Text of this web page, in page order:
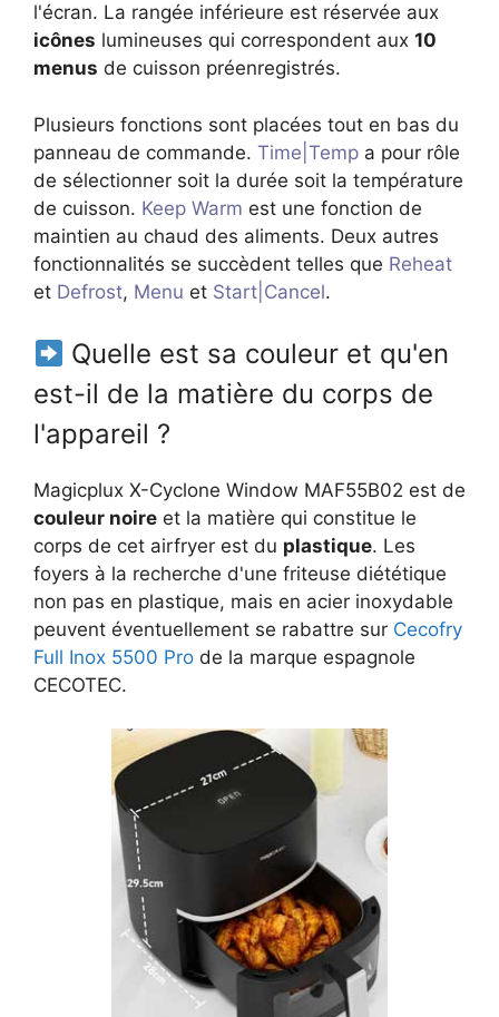
l'écran. La rangée inférieure est réservée aux
icônes lumineuses qui correspondent aux 10
menus de cuisson préenregistrés.
Plusieurs fonctions sont placées tout en bas du
panneau de commande. Time|Temp a pour rôle
de sélectionner soit la durée soit la température
de cuisson. Keep Warm est une fonction de
maintien au chaud des aliments. Deux autres
fonctionnalités se succèdent telles que Reheat
et Defrost, Menu et Start|Cancel.
Quelle est sa couleur et qu'en
est-il de la matière du corps de
l'appareil ?
Magicplux X-Cyclone Window MAF55B02 est de
couleur noire et la matière qui constitue le
corps de cet airfryer est du plastique. Les
foyers à la recherche d'une friteuse diététique
non pas en plastique, mais en acier inoxydable
peuvent éventuellement se rabattre sur Cecofry
Full Inox 5500 Pro de la marque espagnole
CECOTEC.